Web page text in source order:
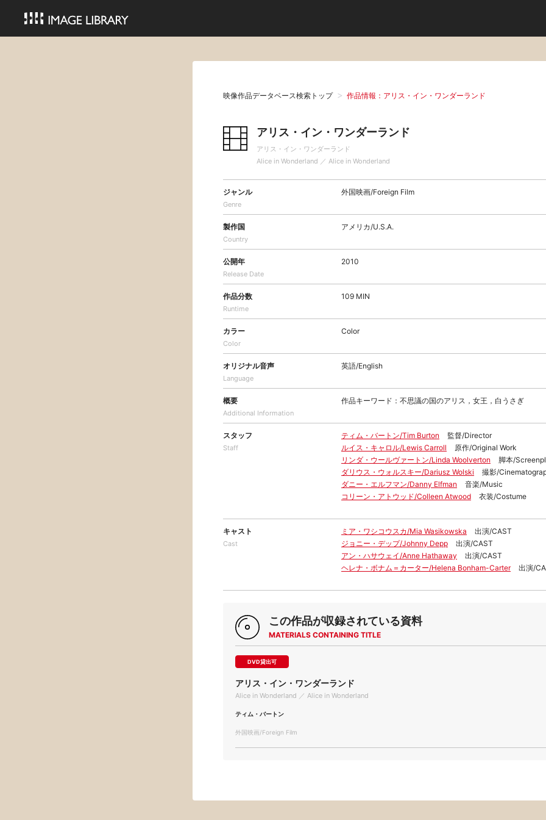
映像作品データベース検索トップ 作品情報：アリス・イン・ワンダーランド
アリス・イン・ワンダーランド
アリス・イン・ワンダーランド
Alice in Wonderland ／ Alice in Wonderland
ジャンル
Genre
外国映画/Foreign Film
製作国
Country
アメリカ/U.S.A.
公開年
Release Date
2010
作品分数
Runtime
109 MIN
カラー
Color
Color
オリジナル音声
Language
英語/English
概要
Additional Information
作品キーワード：不思議の国のアリス，女王，白うさぎ
スタッフ
Staff
ティム・バートン/Tim Burton
監督/Director
ルイス・キャロル/Lewis Carroll
原作/Original Work
リンダ・ウールヴァートン/Linda Woolverton
脚本/
ダリウス・ウォルスキー/Dariusz Wolski
撮影/
ダニー・エルフマン/Danny Elfman
音楽/Music
コリーン・アトウッド/Colleen Atwood
衣装/Costume
キャスト
Cast
ミア・ワシコウスカ/Mia Wasikowska
出演/CAST
ジョニー・デップ/Johnny Depp
出演/CAST
アン・ハサウェイ/Anne Hathaway
出演/CAST
ヘレナ・ボナム＝カーター/Helena Bonham-Carter
出演/
この作品が収録されている資料
MATERIALS CONTAINING TITLE
DVD貸出可
アリス・イン・ワンダーランド
Alice in Wonderland ／ Alice in Wonderland
ティム・バートン
外国映画/Foreign Film